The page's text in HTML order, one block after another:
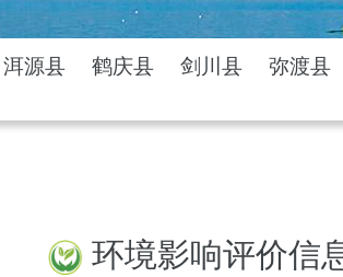
洱源县 鹤庆县 剑川县 弥渡县
环境影响评价信